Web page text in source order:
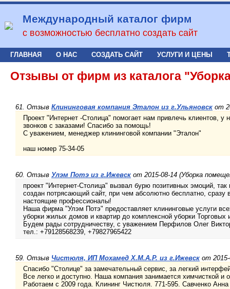
Международный каталог фирм
с возможностью бесплатно создать сайт
ГЛАВНАЯ О НАС СОЗДАТЬ САЙТ УСЛУГИ И ЦЕНЫ
Отзывы от фирм из каталога
61. Отзыв Клининговая компания Эталон из г.Ульяновск от
Проект "Интернет -Столица" помогает нам привлечь клиентов,
звонков с заказами! Спасибо за помощь!
С уважением, менеджер клининговой компании "Эталон"
наш номер 75-34-05
60. Отзыв Улэм Потэ из г.Ижевск от 2015-08-14 (Уборка
проект "Интернет-Столица" вызвал бурю позитивных эмоций,
создан потрясающий сайт, при чем абсолютно бесплатно, сразу
настоящие профессионалы!
Наша фирма "Улэм Потэ" предоставляет клининговые услуги
уборки жилых домов и квартир до комплексной уборки Торговых
Будем рады сотрудничеству, с уважением Перфилов Олег
тел.: +79128568239, +79827965422
59. Отзыв Чистюля, ИП Мохамед Х.М.А.Р. из г.Ижевск от
Спасибо "Столице" за замечательный сервис, за легкий
Все легко и доступно. Наша компания занимается химчисткой и
Работаем с 2009 года. Клининг Чистюля. 771-595. Савченко